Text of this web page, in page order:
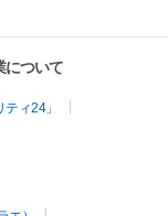
について
ィ24」